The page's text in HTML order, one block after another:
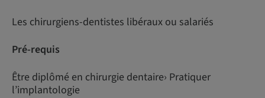
Les chirurgiens-dentistes libéraux ou salariés
Pré-requis
Être diplômé en chirurgie dentaire› Pratiquer
l’implantologie